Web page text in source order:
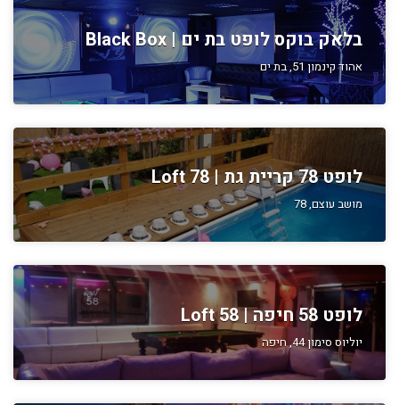
בלאק בוקס לופט בת ים | Black Box
אהוד קינמון 51, בת ים
לופט 78 קריית גת | Loft 78
מושב עוצם, 78
לופט 58 חיפה | Loft 58
יוליוס סימון 44, חיפה